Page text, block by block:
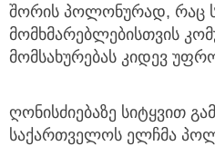
შორის პოლონურად, რაც
მომხმარებლებისთვის
მომსახურებას კიდევ
ღონისძიებაზე სიტყვით
საქართველოს ელჩმა